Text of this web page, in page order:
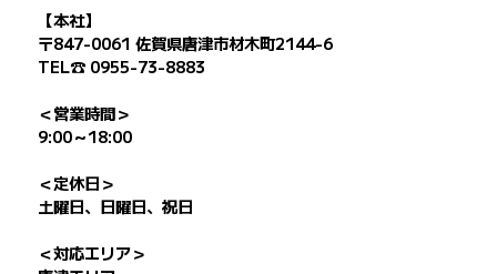
【本社】
〒847-0061 佐賀県唐津市材木町2144-6
TEL☎ 0955-73-8883
＜営業時間＞
9:00～18:00
＜定休日＞
土曜日、日曜日、祝日
＜対応エリア＞